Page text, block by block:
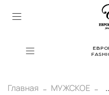
Главная МУЖСКОЕ